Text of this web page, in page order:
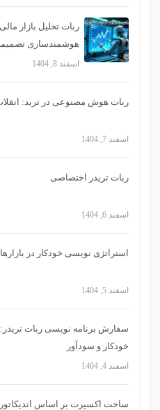
ربات تحلیل بازار
هوشمندسازی
اسفند 8, 1404
ربات هوش مصنوعی در ترید:
اسفند 7, 1404
ربات تریدر اختصاصی
اسفند 6, 1404
استراتژی‌ نویسی خودکار در
اسفند 5, 1404
سفارش برنامه نویسی ربات
خودکار و سودآور
اسفند 4, 1404
ساخت اکسپرت بر اساس اندیکاتور: